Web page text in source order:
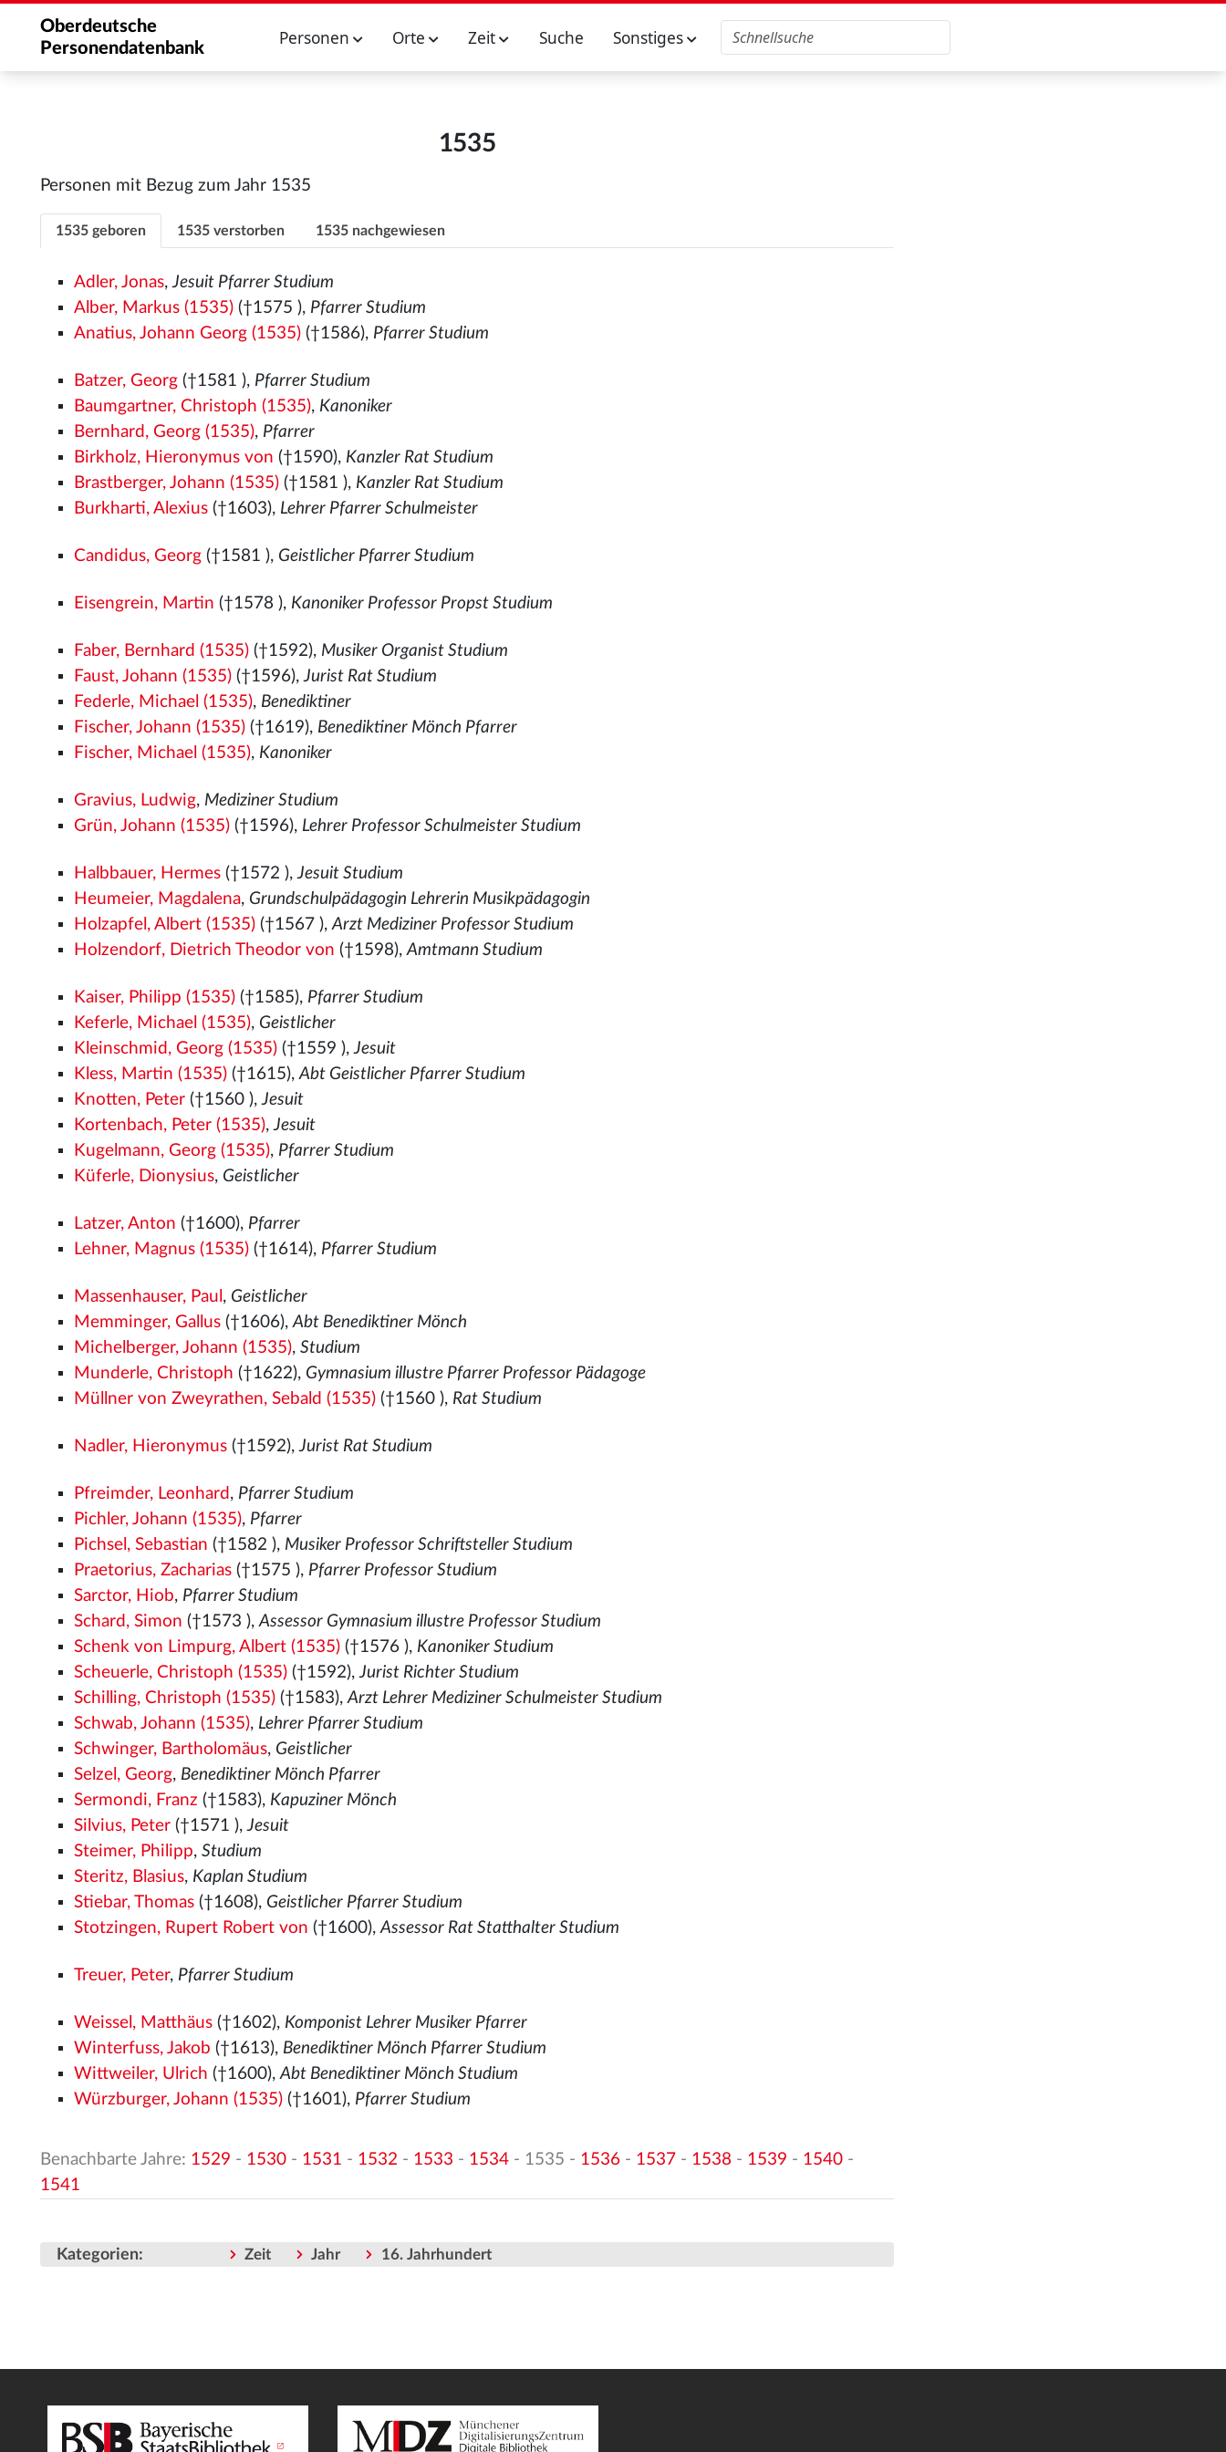
Oberdeutsche
Personendatenbank
Personen Orte Zeit Suche Sonstiges
1535
Personen mit Bezug zum Jahr 1535
1535 geboren 1535 verstorben 1535 nachgewiesen
Adler, Jonas,Jesuit Pfarrer Studium
Alber, Markus (1535) (†1575 ), Pfarrer Studium
Anatius, Johann Georg (1535) (†1586), Pfarrer Studium
Batzer, Georg (†1581 ), Pfarrer Studium
Baumgartner, Christoph (1535), Kanoniker
Bernhard, Georg (1535), Pfarrer
Birkholz, Hieronymus von (†1590), Kanzler Rat Studium
Brastberger, Johann (1535) (†1581 ), Kanzler Rat Studium
Burkharti, Alexius (†1603), Lehrer Pfarrer Schulmeister
Candidus, Georg (†1581 ), Geistlicher Pfarrer Studium
Eisengrein, Martin (†1578 ), Kanoniker Professor Propst Studium
Faber, Bernhard (1535) (†1592), Musiker Organist Studium
Faust, Johann (1535) (†1596),Jurist Rat Studium
Federle, Michael (1535), Benediktiner
Fischer, Johann (1535) (†1619), Benediktiner Mönch Pfarrer
Fischer, Michael (1535), Kanoniker
Gravius, Ludwig, Mediziner Studium
Grün, Johann (1535) (†1596), Lehrer Professor Schulmeister Studium
Halbbauer, Hermes (†1572 ),Jesuit Studium
Heumeier, Magdalena, Grundschulpädagogin Lehrerin Musikpädagogin
Holzapfel, Albert (1535) (†1567 ),Arzt Mediziner Professor Studium
Holzendorf, Dietrich Theodor von (†1598),Amtmann Studium
Kaiser, Philipp (1535) (†1585), Pfarrer Studium
Keferle, Michael (1535), Geistlicher
Kleinschmid, Georg (1535) (†1559 ),Jesuit
Kless, Martin (1535) (†1615),Abt Geistlicher Pfarrer Studium
Knotten, Peter (†1560 ),Jesuit
Kortenbach, Peter (1535),Jesuit
Kugelmann, Georg (1535), Pfarrer Studium
Küferle, Dionysius, Geistlicher
Latzer, Anton (†1600), Pfarrer
Lehner, Magnus (1535) (†1614), Pfarrer Studium
Massenhauser, Paul , Geistlicher
Memminger, Gallus (†1606),Abt Benediktiner Mönch
Michelberger, Johann (1535),Studium
Munderle, Christoph (†1622), Gymnasium illustre Pfarrer Professor Pädagoge
Müllner von Zweyrathen, Sebald (1535) (†1560 ), Rat Studium
Nadler, Hieronymus (†1592),Jurist Rat Studium
Pfreimder, Leonhard , Pfarrer Studium
Pichler, Johann (1535), Pfarrer
Pichsel, Sebastian (†1582 ), Musiker Professor Schriftsteller Studium
Praetorius, Zacharias (†1575 ), Pfarrer Professor Studium
Sarctor, Hiob, Pfarrer Studium
Schard, Simon (†1573 ),Assessor Gymnasium illustre Professor Studium
Schenk von Limpurg, Albert (1535) (†1576 ), Kanoniker Studium
Scheuerle, Christoph (1535) (†1592),Jurist Richter Studium
Schilling, Christoph (1535) (†1583),Arzt Lehrer Mediziner Schulmeister Studium
Schwab, Johann (1535), Lehrer Pfarrer Studium
Schwinger, Bartholomäus, Geistlicher
Selzel, Georg, Benediktiner Mönch Pfarrer
Sermondi, Franz (†1583), Kapuziner Mönch
Silvius, Peter (†1571 ),Jesuit
Steimer, Philipp,Studium
Steritz, Blasius, Kaplan Studium
Stiebar, Thomas (†1608), Geistlicher Pfarrer Studium
Stotzingen, Rupert Robert von (†1600),Assessor Rat Statthalter Studium
Treuer, Peter, Pfarrer Studium
Weissel, Matthäus (†1602), Komponist Lehrer Musiker Pfarrer
Winterfuss, Jakob (†1613), Benediktiner Mönch Pfarrer Studium
Wittweiler, Ulrich (†1600),Abt Benediktiner Mönch Studium
Würzburger, Johann (1535) (†1601), Pfarrer Studium
Benachbarte Jahre: 1529 - 1530 - 1531 - 1532 - 1533 - 1534 - 1535 - 1536 - 1537 - 1538 - 1539 - 1540 -
1541
Kategorien: Zeit Jahr 16. Jahrhundert